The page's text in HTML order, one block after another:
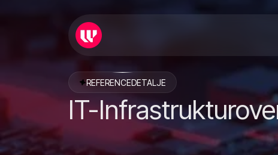
REFERENCEDETALJE
IT-